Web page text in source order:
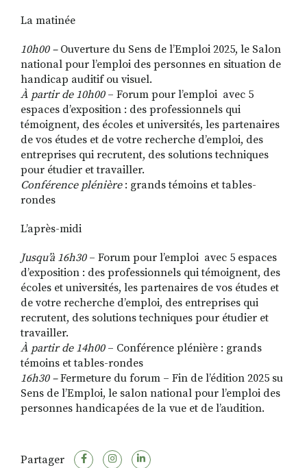
La matinée
10h00 – Ouverture du Sens de l’Emploi 2025, le Salon
national pour l’emploi des personnes en situation de
handicap auditif ou visuel.
À partir de 10h00– Forum pour l’emploi avec 5
espaces d’exposition : des professionnels qui
témoignent, des écoles et universités, les partenaires
de vos études et de votre recherche d’emploi, des
entreprises qui recrutent, des solutions techniques
pour étudier et travailler.
Conférence plénière: grands témoins et tables-
rondes
L’après-midi
Jusqu’à 16h30 – Forum pour l’emploi avec 5 espaces
d’exposition : des professionnels qui témoignent, des
écoles et universités, les partenaires de vos études et
de votre recherche d’emploi, des entreprises qui
recrutent, des solutions techniques pour étudier et
travailler.
À partir de 14h00 – Conférence plénière : grands
témoins et tables-rondes
16h30–Fermeture du forum – Fin de l’édition 2025 su
Sens de l’Emploi, le salon national pour l’emploi des
personnes handicapées de la vue et de l’audition.
Partager